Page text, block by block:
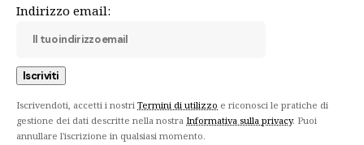
Indirizzo email:
Iscrivendoti, accetti i nostri Termini di utilizzo e riconosci le pratiche di
gestione dei dati descritte nella nostra Informativa sulla privacy. Puoi
annullare l'iscrizione in qualsiasi momento.